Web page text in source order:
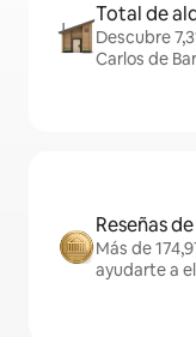
Total de
Descubre
Carlos de
Reseñas
Más de
ayudarte a